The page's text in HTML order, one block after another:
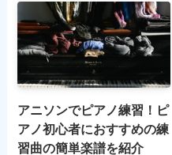
アニソンでピアノ練習！ピ
アノ初心者におすすめの練
習曲の簡単楽譜を紹介